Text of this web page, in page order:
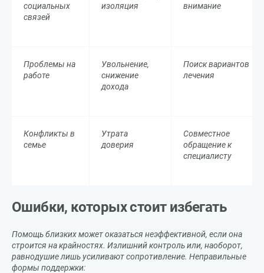
социальных
связей
изоляция
внимание
Проблемы на
работе
Увольнение,
снижение
дохода
Поиск вариантов
лечения
Конфликты в
семье
Утрата
доверия
Совместное
обращение к
специалисту
Ошибки, которых стоит избегать
Помощь близких может оказаться неэффективной, если она
строится на крайностях. Излишний контроль или, наоборот,
равнодушие лишь усиливают сопротивление. Неправильные
формы поддержки: